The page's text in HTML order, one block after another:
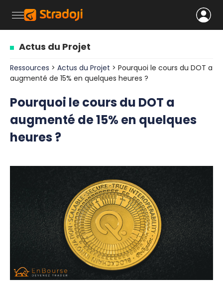
Actus du Projet
Ressources > Actus du Projet > Pourquoi le cours du DOT a
augmenté de 15% en quelques heures ?
Pourquoi le cours du DOT a
augmenté de 15% en quelques
heures ?